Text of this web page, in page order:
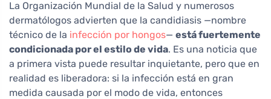
La Organización Mundial de la Salud y numerosos
dermatólogos advierten que la candidiasis —nombre
técnico de la infección por hongos— está fuertemente
condicionada por el estilo de vida. Es una noticia que
a primera vista puede resultar inquietante, pero que en
realidad es liberadora: si la infección está en gran
medida causada por el modo de vida, entonces